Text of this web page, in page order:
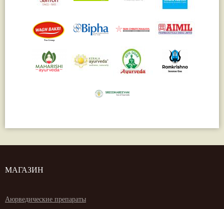
МАГАЗИН
Аюрведические препараты